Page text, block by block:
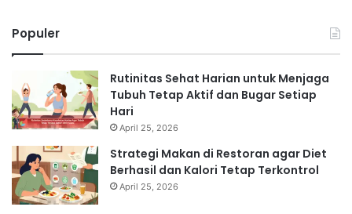
Populer
Rutinitas Sehat Harian untuk Menjaga
Tubuh Tetap Aktif dan Bugar Setiap
Hari
April 25, 2026
Strategi Makan di Restoran agar Diet
Berhasil dan Kalori Tetap Terkontrol
April 25, 2026